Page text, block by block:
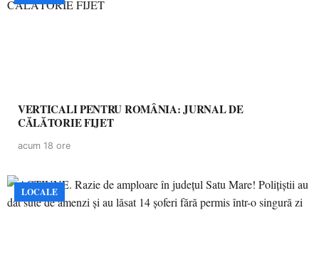
VERTICALI PENTRU ROMÂNIA: JURNAL DE
CĂLĂTORIE FIJET
acum 18 ore
LOCALE